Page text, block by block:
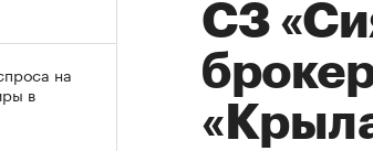
СЗ
на
в